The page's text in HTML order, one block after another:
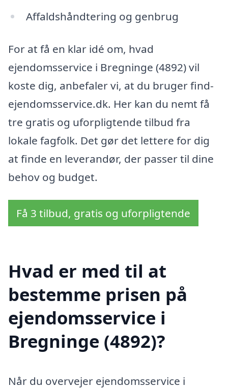
Affaldshåndtering og genbrug
For at få en klar idé om, hvad
ejendomsservice i Bregninge (4892) vil
koste dig, anbefaler vi, at du bruger find-
ejendomsservice.dk. Her kan du nemt få
tre gratis og uforpligtende tilbud fra
lokale fagfolk. Det gør det lettere for dig
at finde en leverandør, der passer til dine
behov og budget.
Få 3 tilbud, gratis og uforpligtende
Hvad er med til at
bestemme prisen på
ejendomsservice i
Bregninge (4892)?
Når du overvejer ejendomsservice i